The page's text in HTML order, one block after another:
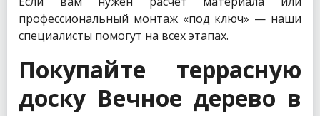
профессиональный монтаж «под ключ» — наши
специалисты помогут на всех этапах.
Покупайте террасную
доску Вечное дерево в